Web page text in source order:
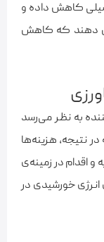
کاهش داده و
دهند که کاهش
به نظر می‌رسد
نتیجه، هزینه‌ها
اقدام در زمینه‌ی
انرژی خورشیدی در